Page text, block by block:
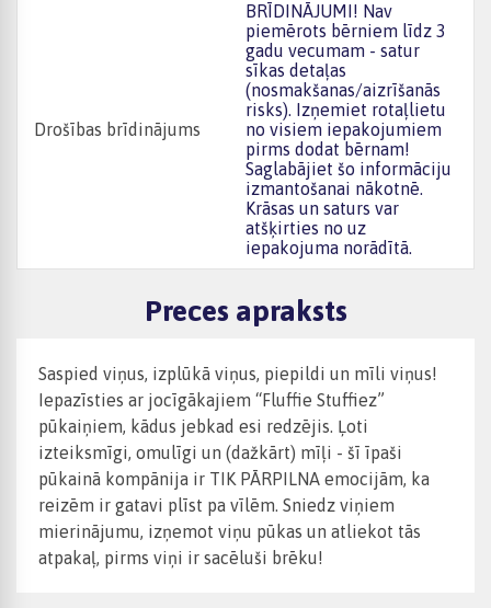
Drošības brīdinājums
BRĪDINĀJUMI! Nav
piemērots bērniem līdz 3
gadu vecumam - satur
sīkas detaļas
(nosmakšanas/aizrīšanās
risks). Izņemiet rotaļlietu
no visiem iepakojumiem
pirms dodat bērnam!
Saglabājiet šo informāciju
izmantošanai nākotnē.
Krāsas un saturs var
atšķirties no uz
iepakojuma norādītā.
Preces apraksts
Saspied viņus, izplūkā viņus, piepildi un mīli viņus!
Iepazīsties ar jocīgākajiem “Fluffie Stuffiez”
pūkaiņiem, kādus jebkad esi redzējis. Ļoti
izteiksmīgi, omulīgi un (dažkārt) mīļi - šī īpaši
pūkainā kompānija ir TIK PĀRPILNA emocijām, ka
reizēm ir gatavi plīst pa vīlēm. Sniedz viņiem
mierinājumu, izņemot viņu pūkas un atliekot tās
atpakaļ, pirms viņi ir sacēluši brēku!